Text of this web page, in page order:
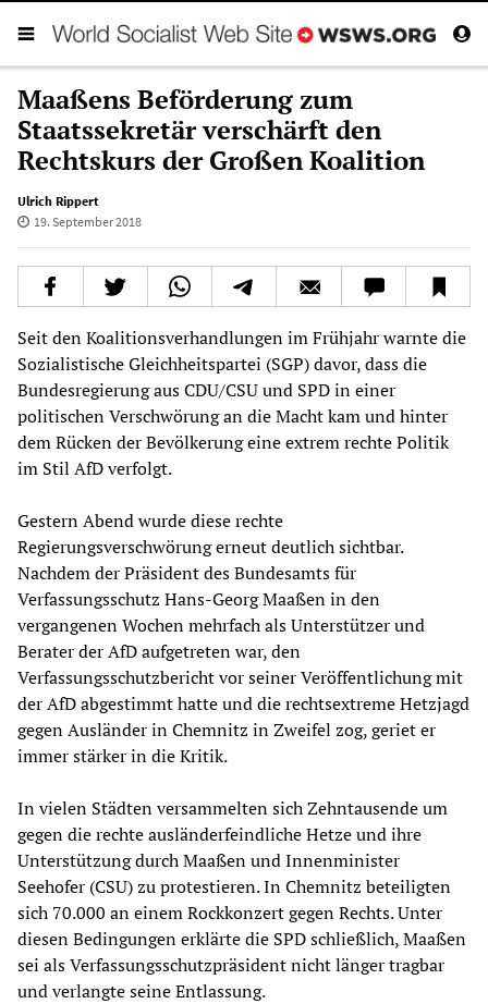
Maaßens Beförderung zum
Staatssekretär verschärft den
Rechtskurs der Großen Koalition
Ulrich Rippert
19. September 2018
Seit den Koalitionsverhandlungen im Frühjahr warnte die
Sozialistische Gleichheitspartei (SGP) davor, dass die
Bundesregierung aus CDU/CSU und SPD in einer
politischen Verschwörung an die Macht kam und hinter
dem Rücken der Bevölkerung eine extrem rechte Politik
im Stil AfD verfolgt.
Gestern Abend wurde diese rechte
Regierungsverschwörung erneut deutlich sichtbar.
Nachdem der Präsident des Bundesamts für
Verfassungsschutz Hans-Georg Maaßen in den
vergangenen Wochen mehrfach als Unterstützer und
Berater der AfD aufgetreten war, den
Verfassungsschutzbericht vor seiner Veröffentlichung mit
der AfD abgestimmt hatte und die rechtsextreme Hetzjagd
gegen Ausländer in Chemnitz in Zweifel zog, geriet er
immer stärker in die Kritik.
In vielen Städten versammelten sich Zehntausende um
gegen die rechte ausländerfeindliche Hetze und ihre
Unterstützung durch Maaßen und Innenminister
Seehofer (CSU) zu protestieren. In Chemnitz beteiligten
sich 70.000 an einem Rockkonzert gegen Rechts. Unter
diesen Bedingungen erklärte die SPD schließlich, Maaßen
sei als Verfassungsschutzpräsident nicht länger tragbar
und verlangte seine Entlassung.